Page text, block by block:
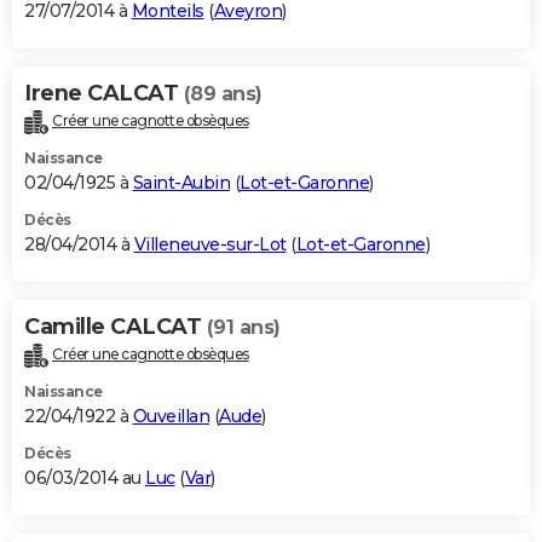
27/07/2014 à Monteils (Aveyron)
Irene CALCAT (89 ans)
Créer une cagnotte obsèques
Naissance
02/04/1925 à Saint-Aubin (Lot-et-Garonne)
Décès
28/04/2014 à Villeneuve-sur-Lot(Lot-et-Garonne)
Camille CALCAT (91 ans)
Créer une cagnotte obsèques
Naissance
22/04/1922 à Ouveillan (Aude)
Décès
06/03/2014 au Luc(Var)